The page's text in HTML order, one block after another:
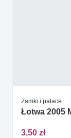
Zamki i pałace
Łotwa 2005
3,50 zł